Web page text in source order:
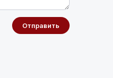
Отправить